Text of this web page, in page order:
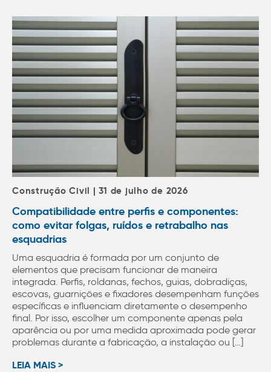
Construção Civil | 31 de julho de 2026
Compatibilidade entre perfis e componentes:
como evitar folgas, ruídos e retrabalho nas
esquadrias
Uma esquadria é formada por um conjunto de
elementos que precisam funcionar de maneira
integrada. Perfis, roldanas, fechos, guias, dobradiças,
escovas, guarnições e fixadores desempenham funções
específicas e influenciam diretamente o desempenho
final. Por isso, escolher um componente apenas pela
aparência ou por uma medida aproximada pode gerar
problemas durante a fabricação, a instalação ou […]
LEIA MAIS >